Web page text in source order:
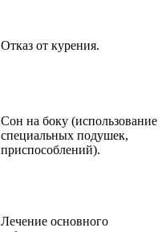
Отказ от курения.
Сон на боку (использование
специальных подушек,
приспособлений).
Лечение основного